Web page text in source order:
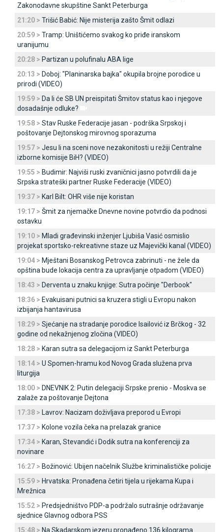
Zakonodavne skupštine Sankt Peterburga
21:20 > Trišić Babić: Nije misterija zašto Šmit odlazi
20:59 > Tramp: Uništićemo svakog ko priđe iranskom
uranijumu
20:28 > Partizan u polufinalu ABA lige
20:13 > Doboj: "Planinarska bajka" okupila brojne porodice u
prirodi (VIDEO)
19:59 > Da li će SB UN preispitati Šmitov status kao i njegove
dosadašnje odluke?
19:58 > Stav Ruske Federacije jasan - podrška Srpskoj i
poštovanje Dejtonskog mirovnog sporazuma
19:57 > Јesu li na sceni nove nezakonitosti u režiji Centralne
izborne komisije BiH? (VIDEO)
19:55 > Budimir: Najviši ruski zvaničnici jasno potvrdili da je
Srpska strateški partner Ruske Federacije (VIDEO)
19:37 > Karl Bilt: OHR više nije koristan
19:17 > Šmit za njemačke Dnevne novine potvrdio da podnosi
ostavku
19:10 > Mladi građevinski inženjer Ljubiša Vasić osmislio
projekat sportsko-rekreativne staze uz Majevički kanal (VIDEO)
19:04 > Mještani Bosanskog Petrovca zabrinuti - ne žele da
opština bude lokacija centra za upravljanje otpadom (VIDEO)
18:43 > Derventa u znaku knjige: Sutra počinje "Derbook"
18:36 > Evakuisani putnici sa kruzera stigli u Evropu nakon
izbijanja hantavirusa
18:29 > Sjećanje na stradanje porodice Isailović iz Brčkog - 32
godine od nekažnjenog zločina (VIDEO)
18:28 > Karan sutra sa delegacijom iz Sankt Peterburga
18:14 > U Spomen-hramu kod Novog Grada služena prva
liturgija
18:00 > DNEVNIK 2: Putin delegaciji Srpske prenio - Moskva se
zalaže za poštovanje Dejtona
17:38 > Lavrov: Nacizam doživljava preporod u Evropi
17:37 > Kolone vozila čeka na prelazak granice
17:34 > Karan, Stevandić i Dodik sutra na konferenciji za
novinare
16:27 > Božinović: Ubijen načelnik Službe kriminalističke policije
15:59 > Hrvatska: Pronađena četiri tijela u rijekama Kupa i
Mrežnica
15:52 > Predsjedništvo PDP-a podržalo sutrašnje održavanje
sjednice Glavnog odbora PSS
15:48 > Na Skadarskom jezeru pronađeno 136 kilograma